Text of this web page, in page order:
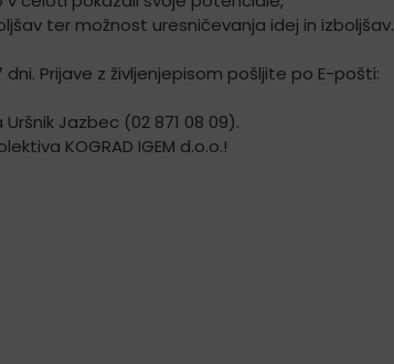
ter možnost uresničevanja idej in izboljšav.
Prijave z življenjepisom pošljite po E-pošti:
Jazbec (02 871 08 09).
KOGRAD IGEM d.o.o.!